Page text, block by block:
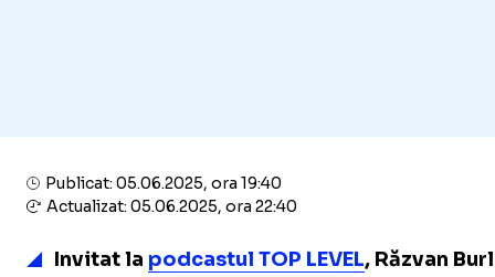
Publicat: 05.06.2025, ora 19:40
Actualizat: 05.06.2025, ora 22:40
Invitat la podcastul TOP LEVEL, Răzvan